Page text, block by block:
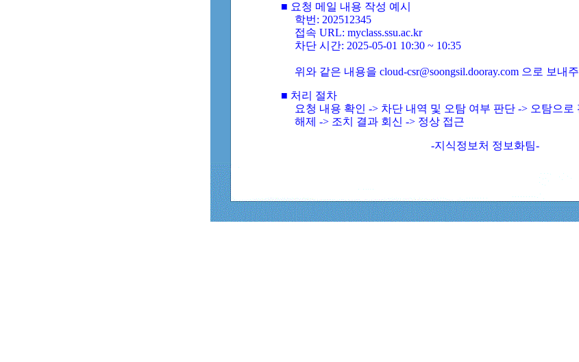
■ 요청 메일 내용 작성 예시
학번: 202512345
접속 URL: myclass.ssu.ac.kr
차단 시간: 2025-05-01 10:30 ~ 10:35
위와 같은 내용을 cloud-csr@soongsil.dooray.com 으로 보내
■ 처리 절차
요청 내용 확인 -> 차단 내역 및 오탐 여부 판단 -> 오탐으
해제 -> 조치 결과 회신 -> 정상 접근
-지식정보처 정보화팀-